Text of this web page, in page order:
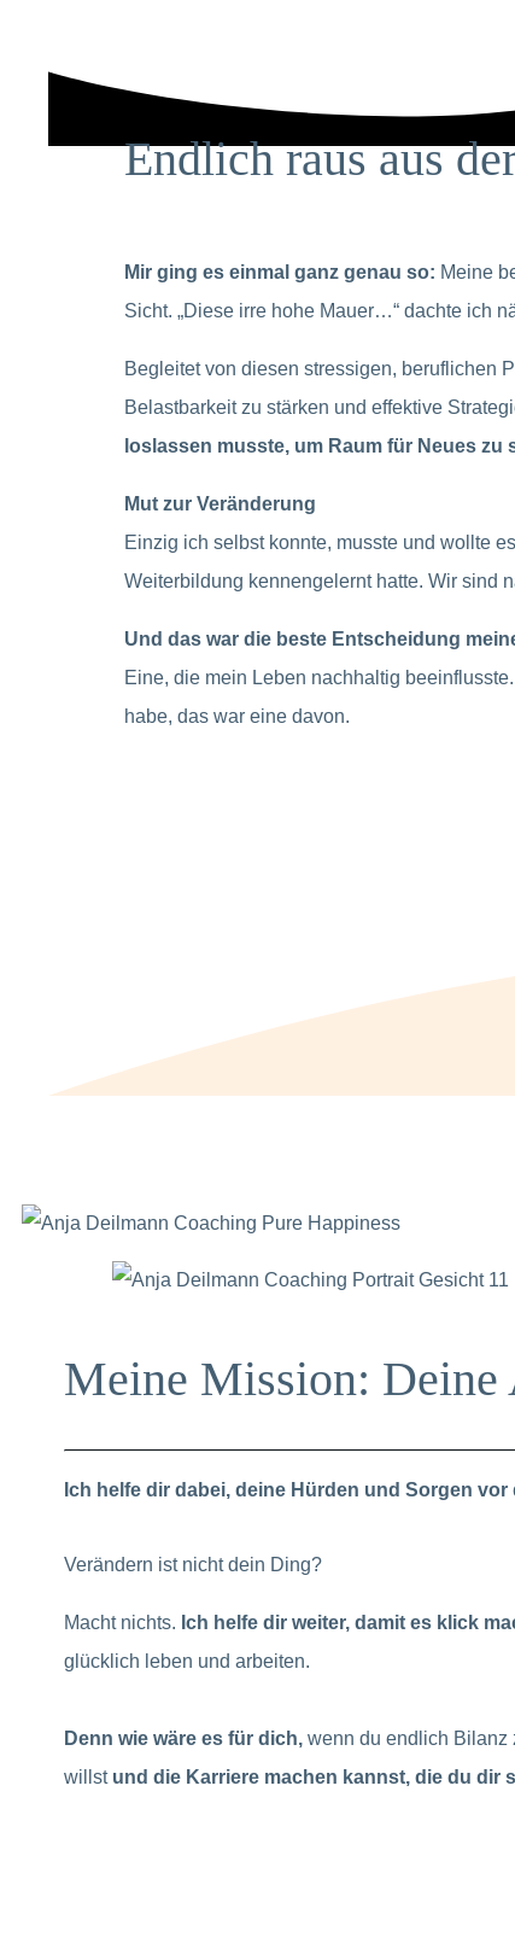
Endlich raus aus
Mir ging es einmal ganz genau so: Meine
Sicht. „Diese irre hohe Mauer…“ dachte ich
Begleitet von diesen stressigen, beruflichen
Belastbarkeit zu stärken und effektive
loslassen musste, um Raum für Neues zu
Mut zur Veränderung
Einzig ich selbst konnte, musste und wollte
Weiterbildung kennengelernt hatte. Wir sind
Und das war die beste Entscheidung
Eine, die mein Leben nachhaltig
habe, das war eine davon.
Meine Mission: Deine
Ich helfe dir dabei, deine Hürden und Sorgen
Verändern ist nicht dein Ding?
Macht nichts. Ich helfe dir weiter, damit es klick
glücklich leben und arbeiten.
Denn wie wäre es für dich, wenn du endlich Bilanz
willst und die Karriere machen kannst, die du dir